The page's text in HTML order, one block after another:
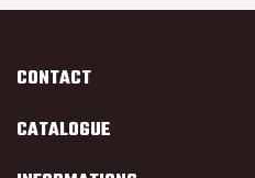
CONTACT
CATALOGUE